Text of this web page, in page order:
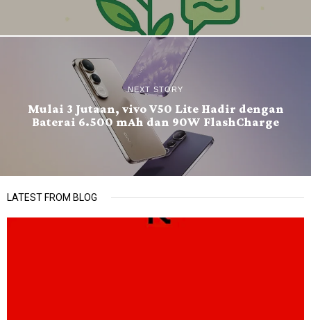
NEXT STORY
Mulai 3 Jutaan, vivo V50 Lite Hadir dengan
Baterai 6.500 mAh dan 90W FlashCharge
LATEST FROM BLOG